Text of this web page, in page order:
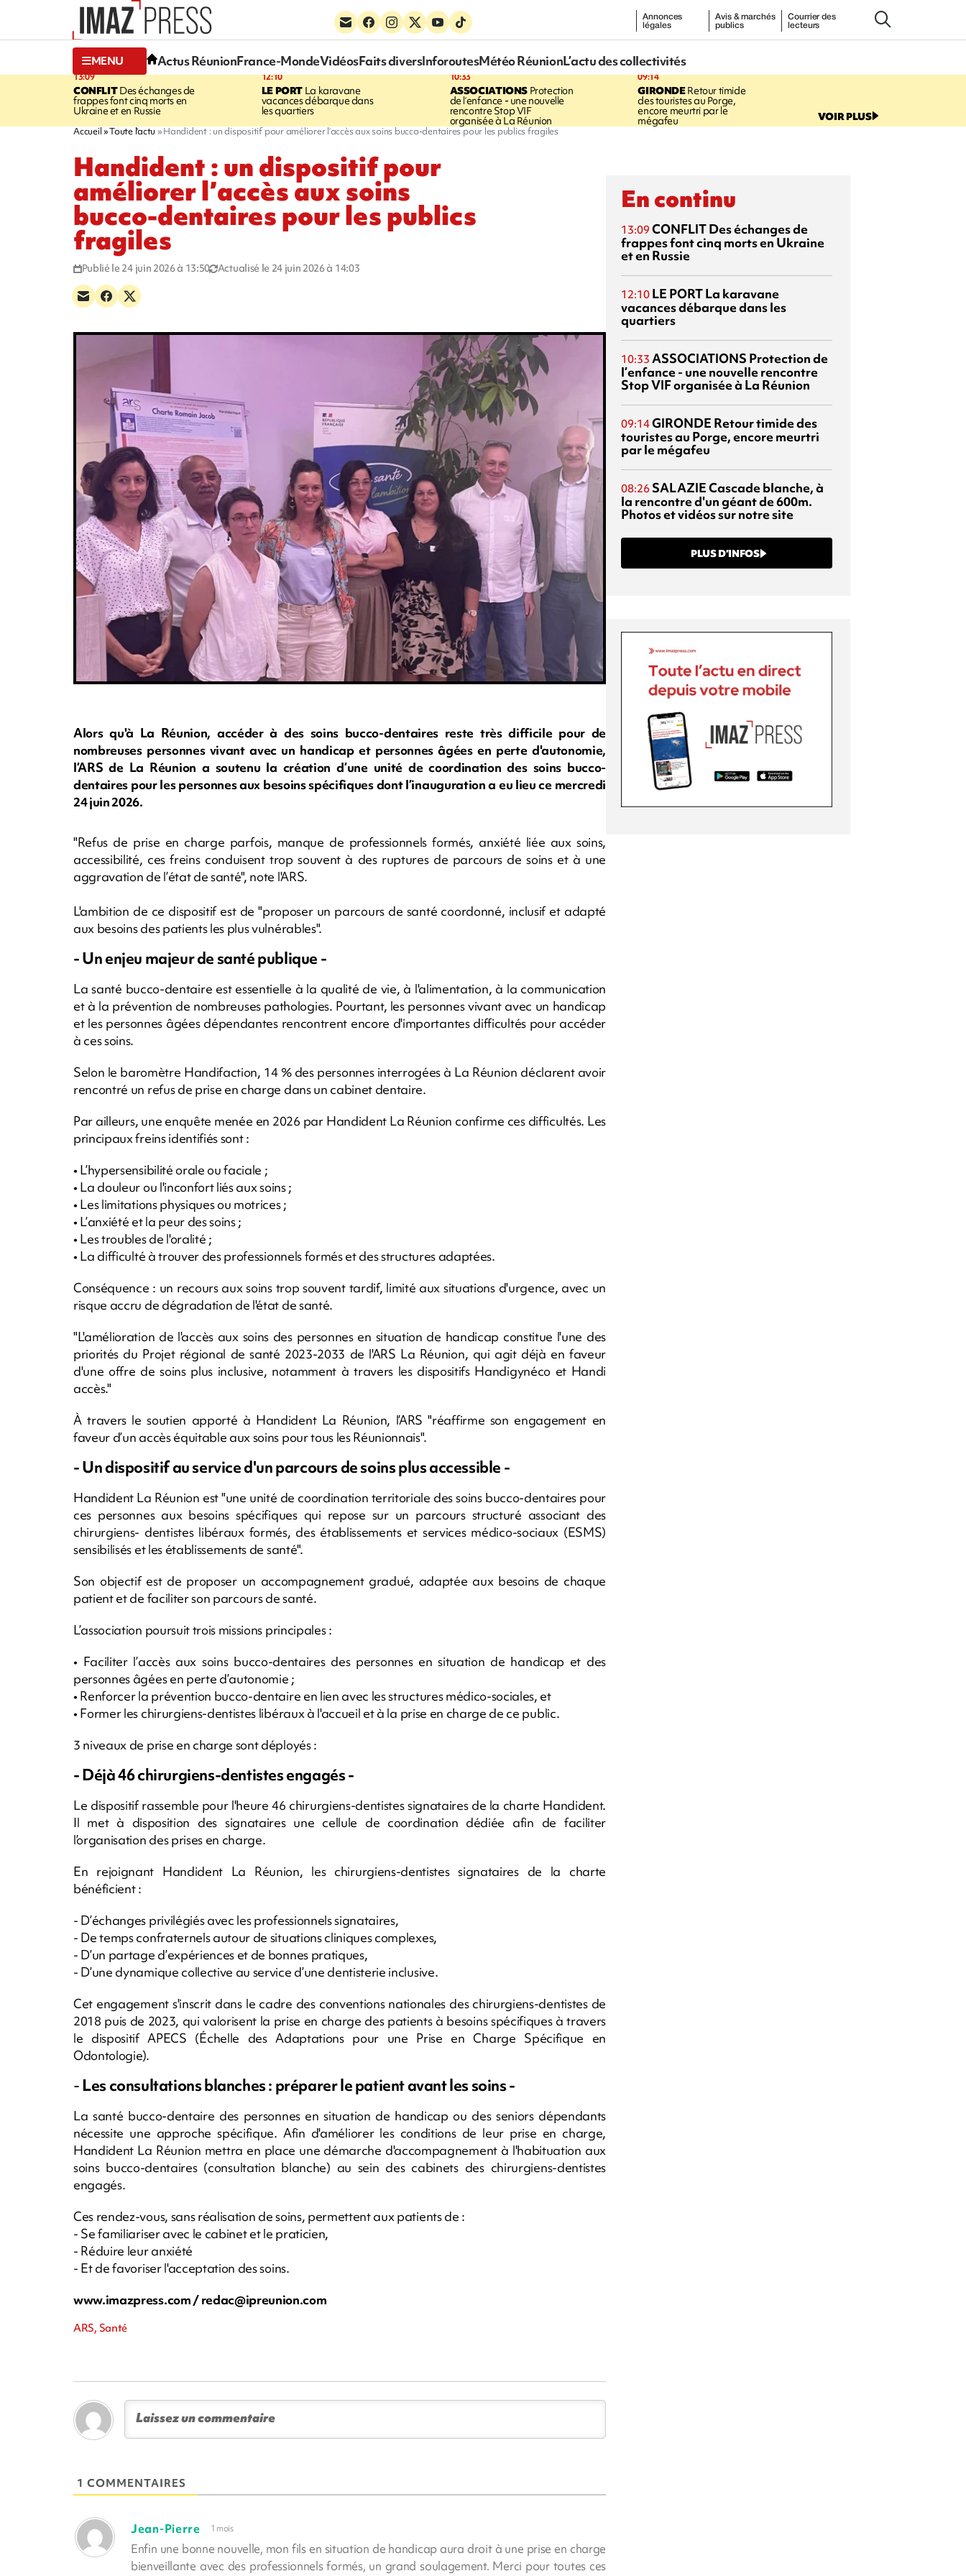
Annonces
légales
Avis & marchés
publics
Courrier des
lecteurs
MENU Actus RéunionFrance-MondeVidéosFaits diversInforoutesMétéo RéunionL’actu des collectivités
13:09
CONFLITDes échanges de
frappes font cinq morts en
Ukraine et en Russie
12:10
LE PORT La karavane
vacances débarque dans
les quartiers
10:33
ASSOCIATIONSProtection
de l’enfance - une nouvelle
rencontre Stop VIF
organisée à La Réunion
09:14
GIRONDERetour timide
des touristes au Porge,
encore meurtri par le
mégafeu VOIR PLUS
Accueil Toute l'actu Handident : un dispositif pour améliorer l’accès aux soins bucco-dentaires pour les publics fragiles
Handident : un dispositif pour
améliorer l’accès aux soins
bucco-dentaires pour les publics
fragiles
Publié le 24 juin 2026 à 13:50 Actualisé le 24 juin 2026 à 14:03
Alors qu'à La Réunion, accéder à des soins bucco-dentaires reste très difficile pour de
nombreuses personnes vivant avec un handicap et personnes âgées en perte d'autonomie,
l’ARS de La Réunion a soutenu la création d’une unité de coordination des soins bucco-
dentaires pour les personnes aux besoins spécifiques dont l’inauguration a eu lieu ce mercredi
24 juin 2026.
"Refus de prise en charge parfois, manque de professionnels formés, anxiété liée aux soins,
accessibilité, ces freins conduisent trop souvent à des ruptures de parcours de soins et à une
aggravation de l’état de santé", note l'ARS.
L'ambition de ce dispositif est de "proposer un parcours de santé coordonné, inclusif et adapté
aux besoins des patients les plus vulnérables".
- Un enjeu majeur de santé publique -
La santé bucco-dentaire est essentielle à la qualité de vie, à l'alimentation, à la communication
et à la prévention de nombreuses pathologies. Pourtant, les personnes vivant avec un handicap
et les personnes âgées dépendantes rencontrent encore d'importantes difficultés pour accéder
à ces soins.
Selon le baromètre Handifaction, 14 % des personnes interrogées à La Réunion déclarent avoir
rencontré un refus de prise en charge dans un cabinet dentaire.
Par ailleurs, une enquête menée en 2026 par Handident La Réunion confirme ces difficultés. Les
principaux freins identifiés sont :
• L’hypersensibilité orale ou faciale ;
• La douleur ou l'inconfort liés aux soins ;
• Les limitations physiques ou motrices ;
• L’anxiété et la peur des soins ;
• Les troubles de l'oralité ;
• La difficulté à trouver des professionnels formés et des structures adaptées.
Conséquence : un recours aux soins trop souvent tardif, limité aux situations d'urgence, avec un
risque accru de dégradation de l'état de santé.
"L'amélioration de l'accès aux soins des personnes en situation de handicap constitue l'une des
priorités du Projet régional de santé 2023-2033 de l'ARS La Réunion, qui agit déjà en faveur
d'une offre de soins plus inclusive, notamment à travers les dispositifs Handigynéco et Handi
accès."
À travers le soutien apporté à Handident La Réunion, l’ARS "réaffirme son engagement en
faveur d’un accès équitable aux soins pour tous les Réunionnais".
- Un dispositif au service d'un parcours de soins plus accessible -
Handident La Réunion est "une unité de coordination territoriale des soins bucco-dentaires pour
ces personnes aux besoins spécifiques qui repose sur un parcours structuré associant des
chirurgiens- dentistes libéraux formés, des établissements et services médico-sociaux (ESMS)
sensibilisés et les établissements de santé".
Son objectif est de proposer un accompagnement gradué, adaptée aux besoins de chaque
patient et de faciliter son parcours de santé.
L’association poursuit trois missions principales :
• Faciliter l’accès aux soins bucco-dentaires des personnes en situation de handicap et des
personnes âgées en perte d’autonomie ;
• Renforcer la prévention bucco-dentaire en lien avec les structures médico-sociales, et
• Former les chirurgiens-dentistes libéraux à l'accueil et à la prise en charge de ce public.
3 niveaux de prise en charge sont déployés :
- Déjà 46 chirurgiens-dentistes engagés -
Le dispositif rassemble pour l'heure 46 chirurgiens-dentistes signataires de la charte Handident.
Il met à disposition des signataires une cellule de coordination dédiée afin de faciliter
l’organisation des prises en charge.
En rejoignant Handident La Réunion, les chirurgiens-dentistes signataires de la charte
bénéficient :
- D’échanges privilégiés avec les professionnels signataires,
- De temps confraternels autour de situations cliniques complexes,
- D’un partage d’expériences et de bonnes pratiques,
- D’une dynamique collective au service d’une dentisterie inclusive.
Cet engagement s'inscrit dans le cadre des conventions nationales des chirurgiens-dentistes de
2018 puis de 2023, qui valorisent la prise en charge des patients à besoins spécifiques à travers
le dispositif APECS (Échelle des Adaptations pour une Prise en Charge Spécifique en
Odontologie).
-Les consultations blanches : préparer le patient avant les soins -
La santé bucco-dentaire des personnes en situation de handicap ou des seniors dépendants
nécessite une approche spécifique. Afin d'améliorer les conditions de leur prise en charge,
Handident La Réunion mettra en place une démarche d'accompagnement à l'habituation aux
soins bucco-dentaires (consultation blanche) au sein des cabinets des chirurgiens-dentistes
engagés.
Ces rendez-vous, sans réalisation de soins, permettent aux patients de :
- Se familiariser avec le cabinet et le praticien,
- Réduire leur anxiété
- Et de favoriser l'acceptation des soins.
www.imazpress.com /redac@ipreunion.com
ARS, Santé
1 COMMENTAIRES
Jean-Pierre 1 mois
Enfin une bonne nouvelle, mon fils en situation de handicap aura droit à une prise en charge
bienveillante avec des professionnels formés, un grand soulagement. Merci pour toutes ces
En continu
13:09 CONFLITDes échanges de
frappes font cinq morts en Ukraine
et en Russie
12:10 LE PORTLa karavane
vacances débarque dans les
quartiers
10:33 ASSOCIATIONS Protection de
l’enfance - une nouvelle rencontre
Stop VIF organisée à La Réunion
09:14GIRONDE Retour timide des
touristes au Porge, encore meurtri
par le mégafeu
08:26 SALAZIECascade blanche, à
la rencontre d'un géant de 600m.
Photos et vidéos sur notre site
PLUS D’INFOS